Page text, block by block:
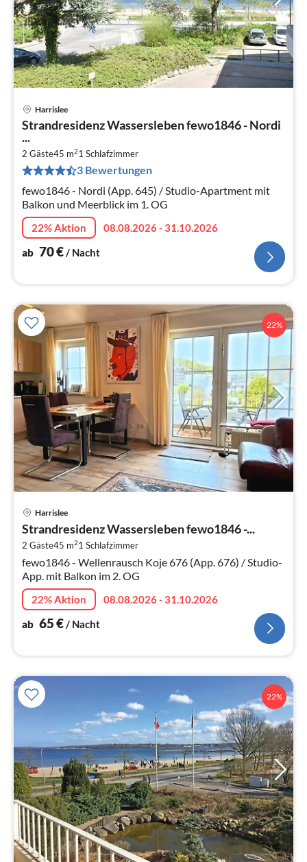
Harrislee
Strandresidenz Wassersleben fewo1846 - Nordi
...
2 Gäste45 m21 Schlafzimmer
3 Bewertungen
fewo1846 - Nordi (App. 645) / Studio-Apartment mit
Balkon und Meerblick im 1. OG
22% Aktion
08.08.2026 - 31.10.2026
ab 70€/ Nacht
22%
Harrislee
Strandresidenz Wassersleben fewo1846 -...
2 Gäste45 m21 Schlafzimmer
fewo1846 - Wellenrausch Koje 676 (App. 676) / Studio-
App. mit Balkon im 2. OG
22% Aktion
08.08.2026 - 31.10.2026
ab 65€ / Nacht
22%